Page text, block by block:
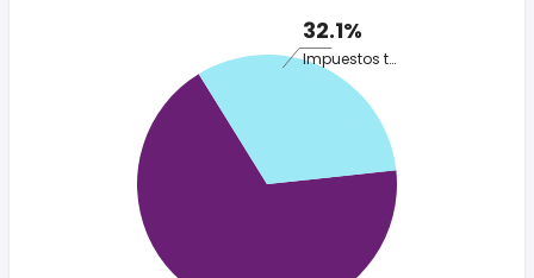
32.1%
Impuestos totales